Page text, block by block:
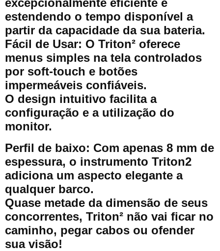
excepcionalmente eficiente e
estendendo o tempo disponível a
partir da capacidade da sua bateria.
Fácil de Usar: O Triton² oferece
menus simples na tela controlados
por soft-touch e botões
impermeáveis confiáveis.
O design intuitivo facilita a
configuração e a utilização do
monitor.
Perfil de baixo: Com apenas 8 mm de
espessura, o instrumento Triton2
adiciona um aspecto elegante a
qualquer barco.
Quase metade da dimensão de seus
concorrentes, Triton² não vai ficar no
caminho, pegar cabos ou ofender
sua visão!